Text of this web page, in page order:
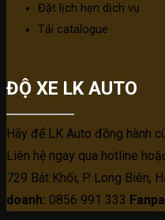
Đặt lịch hẹn dịch vụ
Tải catalogue
ĐỘ XE LK AUTO
Hãy để LK Auto đồng hành
Liên hệ ngay qua hotline
729 Bát Khối, P. Long Biên,
doanh: 0856 991 333